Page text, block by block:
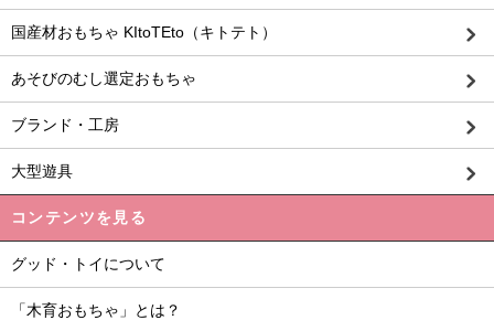
国産材おもちゃ KItoTEto（キトテト）
あそびのむし選定おもちゃ
ブランド・工房
大型遊具
コンテンツを見る
グッド・トイについて
「木育おもちゃ」とは？